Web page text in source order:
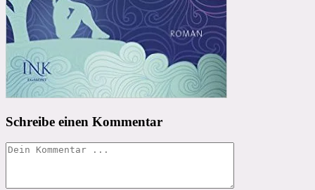
Schreibe einen Kommentar
Kommentieren